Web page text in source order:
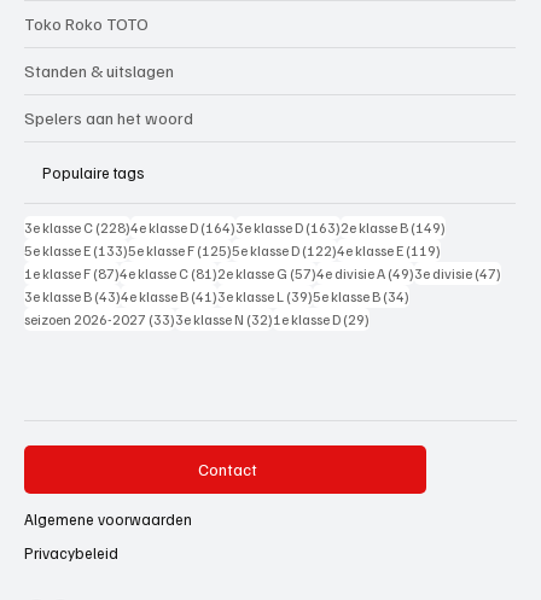
Toko Roko TOTO
Standen & uitslagen
Spelers aan het woord
Populaire tags
3e klasse C (228)228 posts
4e klasse D (164)164 posts
3e klasse D (163)163 posts
2e klasse B (149)
5e klasse E (133)133 posts
5e klasse F (125)125 posts
5e klasse D (122)122 posts
4e klasse E (119)
1e klasse F (87)87 posts
4e klasse C (81)81 posts
2e klasse G (57)57 posts
4e divisie A (49)49 posts
3e divisie (47)
3e klasse B (43)43 posts
4e klasse B (41)41 posts
3e klasse L (39)39 posts
5e klasse B (34)
seizoen 2026-2027 (33)33 posts
3e klasse N (32)32 posts
1e klasse D (29)
Contact
Algemene voorwaarden
Privacybeleid